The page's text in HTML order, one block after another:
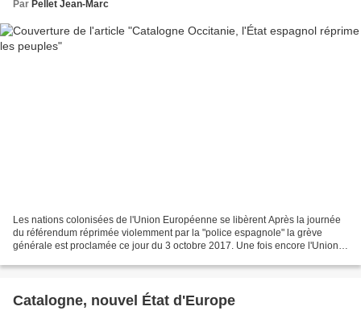
Par Pellet Jean-Marc
Les nations colonisées de l'Union Européenne se libèrent Après la journée
du référendum réprimée violemment par la "police espagnole" la grève
générale est proclamée ce jour du 3 octobre 2017. Une fois encore l'Union
Catalogne, nouvel État d'Europe